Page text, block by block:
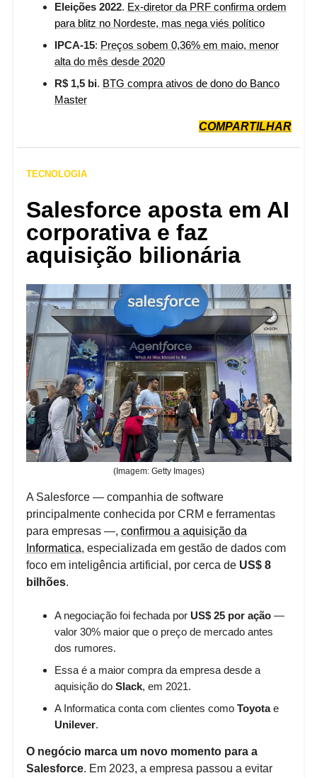
Eleições 2022. Ex-diretor da PRF confirma ordem
para blitz no Nordeste, mas nega viés político
IPCA-15: Preços sobem 0,36% em maio, menor
alta do mês desde 2020
R$ 1,5 bi. BTG compra ativos de dono do Banco
Master
COMPARTILHAR
TECNOLOGIA
Salesforce aposta em AI
corporativa e faz
aquisição bilionária
(Imagem: Getty Images)
A Salesforce — companhia de software
principalmente conhecida por CRM e ferramentas
para empresas —, confirmou a aquisição da
Informatica, especializada em gestão de dados com
foco em inteligência artificial, por cerca de US$ 8
bilhões.
A negociação foi fechada por US$ 25 por ação—
valor 30% maior que o preço de mercado antes
dos rumores.
Essa é a maior compra da empresa desde a
aquisição do Slack, em 2021.
A Informatica conta com clientes como Toyotae
Unilever.
O negócio marca um novo momento para a
Salesforce. Em 2023, a empresa passou a evitar